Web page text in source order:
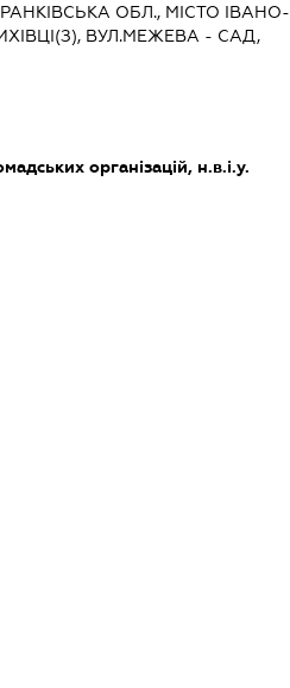
ОБЛ., МІСТО ІВАНО-
ВУЛ.МЕЖЕВА - САД,
організацій, н.в.і.у.